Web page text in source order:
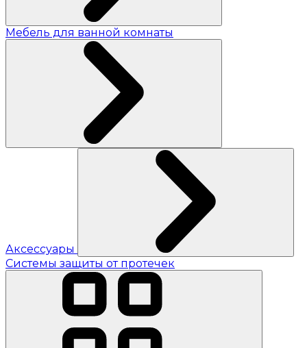
Мебель для ванной комнаты
Аксессуары
Системы защиты от протечек